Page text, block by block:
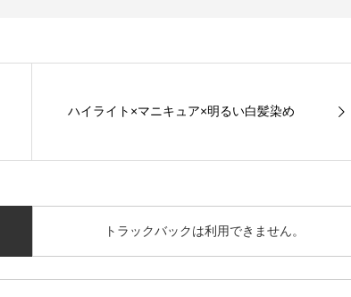
ハイライト×マニキュア×明るい白髪染め
トラックバックは利用できません。